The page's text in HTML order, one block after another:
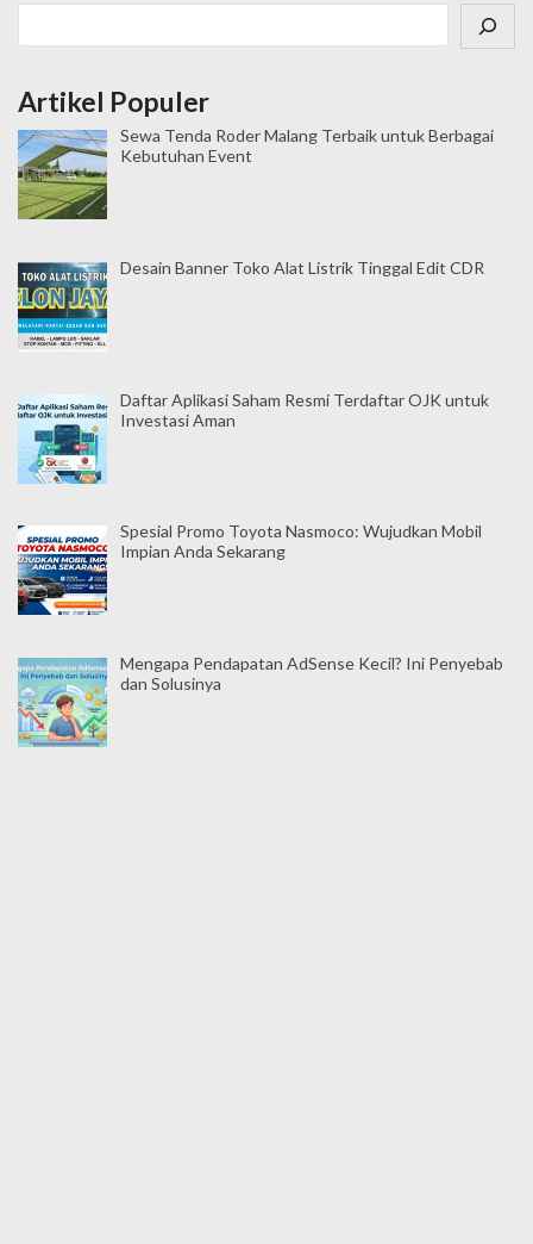
n
a
i
p
o
s
Artikel Populer
Sewa Tenda Roder Malang Terbaik untuk Berbagai
Kebutuhan Event
Desain Banner Toko Alat Listrik Tinggal Edit CDR
Daftar Aplikasi Saham Resmi Terdaftar OJK untuk
Investasi Aman
Spesial Promo Toyota Nasmoco: Wujudkan Mobil
Impian Anda Sekarang
Mengapa Pendapatan AdSense Kecil? Ini Penyebab
dan Solusinya